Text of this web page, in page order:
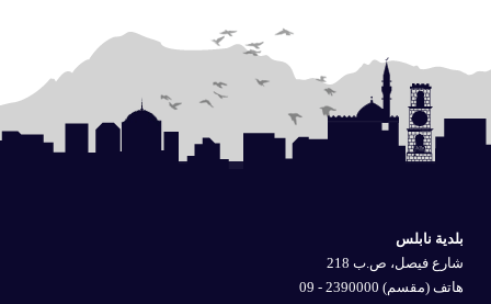
بلدية نابلس
شارع فيصل، ص.ب 218
هاتف (مقسم) 2390000 - 09